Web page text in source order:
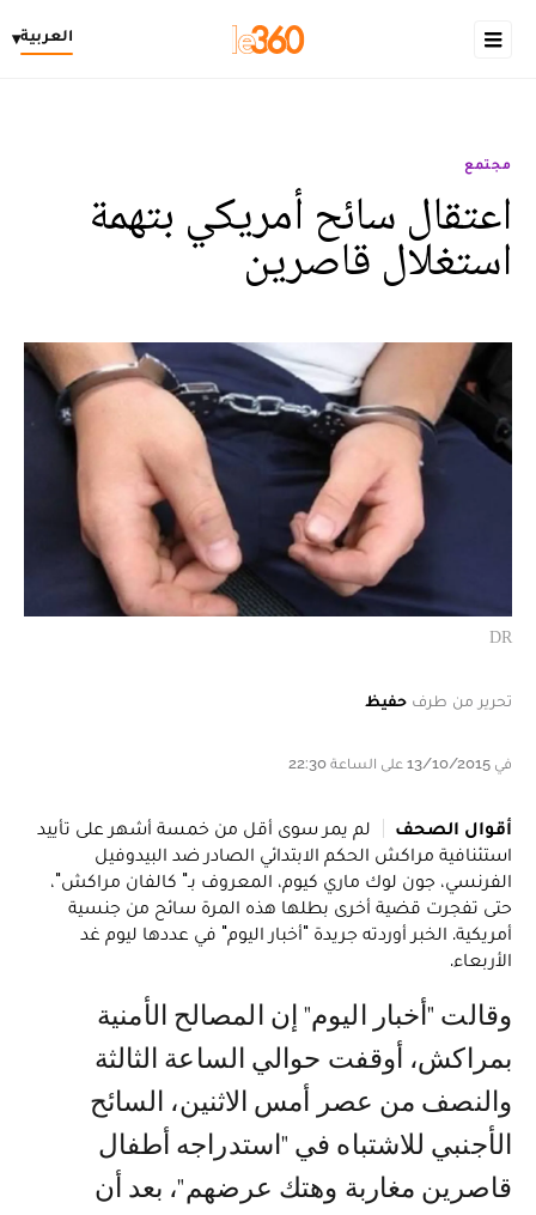
العربية▾
مجتمع
اعتقال سائح أمريكي بتهمة
استغلال قاصرين
DR
تحرير من طرف حفيظ
في 13/10/2015 على الساعة 22:30
أقوال الصحف
لم يمر سوى أقل من خمسة أشهر على تأييد
استئنافية مراكش الحكم الابتدائي الصادر ضد البيدوفيل
الفرنسي، جون لوك ماري كيوم، المعروف بـ" كالفان مراكش"،
حتى تفجرت قضية أخرى بطلها هذه المرة سائح من جنسية
أمريكية. الخبر أوردته جريدة "أخبار اليوم" في عددها ليوم غد
الأربعاء.
وقالت "أخبار اليوم" إن المصالح الأمنية
بمراكش، أوقفت حوالي الساعة الثالثة
والنصف من عصر أمس الاثنين، السائح
الأجنبي للاشتباه في "استدراجه أطفال
قاصرين مغاربة وهتك عرضهم"، بعد أن